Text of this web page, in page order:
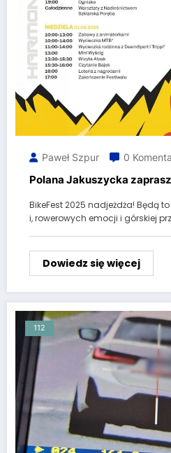
Paweł Szpur 0
Polana Jakuszycka
BikeFest 2025 nadjeżdża! Będą
i, rowerowych emocji i górskiej
Dowiedz się więcej
112